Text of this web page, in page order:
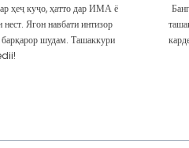
ба ман кӯмак карданд,
интихоби дуруст
робитаи бузург доранд
гуна